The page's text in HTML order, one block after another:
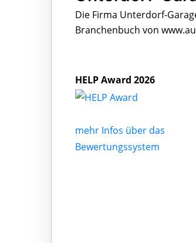
Die Firma Unterdorf-
Branchenbuch von
HELP Award 2026
mehr Infos über das
Bewertungssystem